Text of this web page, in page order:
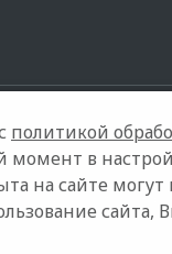
модели Контакты
политикой
в
на сайте